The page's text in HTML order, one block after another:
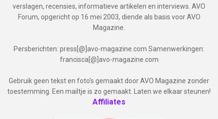
verslagen, recensies, informatieve artikelen en interviews. AVO
Forum, opgericht op 16 mei 2003, diende als basis voor AVO
Magazine.
Persberichten: press[@]avo-magazine.com Samenwerkingen:
francisca[@]avo-magazine.com
Gebruik geen tekst en foto's gemaakt door AVO Magazine zonder
toestemming. Een mailtje is zo gemaakt. Laten we elkaar steunen!
Affiliates